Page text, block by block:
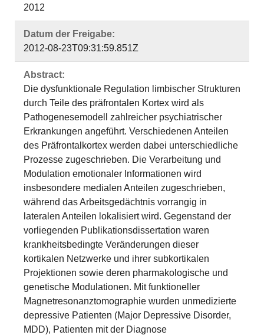
2012
Datum der Freigabe:
2012-08-23T09:31:59.851Z
Abstract:
Die dysfunktionale Regulation limbischer Strukturen
durch Teile des präfrontalen Kortex wird als
Pathogenesemodell zahlreicher psychiatrischer
Erkrankungen angeführt. Verschiedenen Anteilen
des Präfrontalkortex werden dabei unterschiedliche
Prozesse zugeschrieben. Die Verarbeitung und
Modulation emotionaler Informationen wird
insbesondere medialen Anteilen zugeschrieben,
während das Arbeitsgedächtnis vorrangig in
lateralen Anteilen lokalisiert wird. Gegenstand der
vorliegenden Publikationsdissertation waren
krankheitsbedingte Veränderungen dieser
kortikalen Netzwerke und ihrer subkortikalen
Projektionen sowie deren pharmakologische und
genetische Modulationen. Mit funktioneller
Magnetresonanztomographie wurden unmedizierte
depressive Patienten (Major Depressive Disorder,
MDD), Patienten mit der Diagnose